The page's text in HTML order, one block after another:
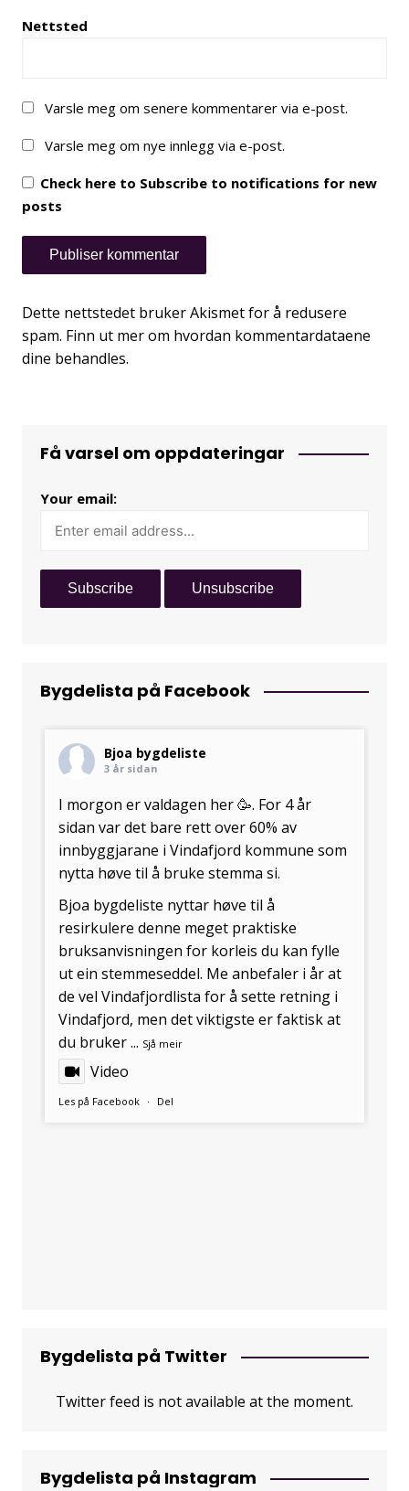
Nettsted
Varsle meg om senere kommentarer via e-post.
Varsle meg om nye innlegg via e-post.
Check here to Subscribe to notifications for new
posts
Dette nettstedet bruker Akismet for å redusere
spam. Finn ut mer om hvordan kommentardataene
dine behandles.
Få varsel om oppdateringar
Your email:
Bygdelista på Facebook
Bjoa bygdeliste
3 år sidan
I morgon er valdagen her 🥳. For 4 år
sidan var det bare rett over 60% av
innbyggjarane i Vindafjord kommune som
nytta høve til å bruke stemma si.
Bjoa bygdeliste nyttar høve til å
resirkulere denne meget praktiske
bruksanvisningen for korleis du kan fylle
ut ein stemmeseddel. Me anbefaler i år at
de vel Vindafjordlista for å sette retning i
Vindafjord, men det viktigste er faktisk at
du bruker... Sjå meir
Video
Les på Facebook · Del
Bygdelista på Twitter
Twitter feed is not available at the moment.
Bygdelista på Instagram